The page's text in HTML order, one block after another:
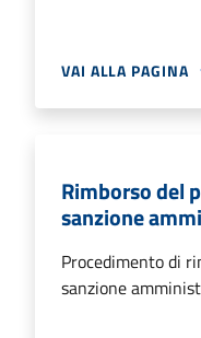
VAI ALLA PAGINA
Rimborso del
sanzione
Procedimento di
sanzione